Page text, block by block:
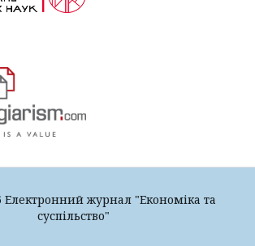
Електронний журнал "Економіка та
суспільство"